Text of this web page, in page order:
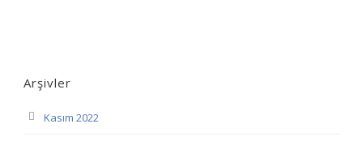
Arşivler
Kasım 2022